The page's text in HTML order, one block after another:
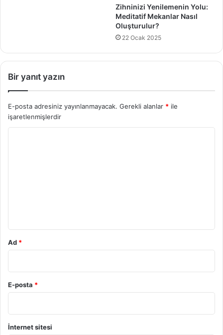
Zihninizi Yenilemenin Yolu:
Meditatif Mekanlar Nasıl
Oluşturulur?
22 Ocak 2025
Bir yanıt yazın
E-posta adresiniz yayınlanmayacak. Gerekli alanlar * ile
işaretlenmişlerdir
Ad *
E-posta *
İnternet sitesi